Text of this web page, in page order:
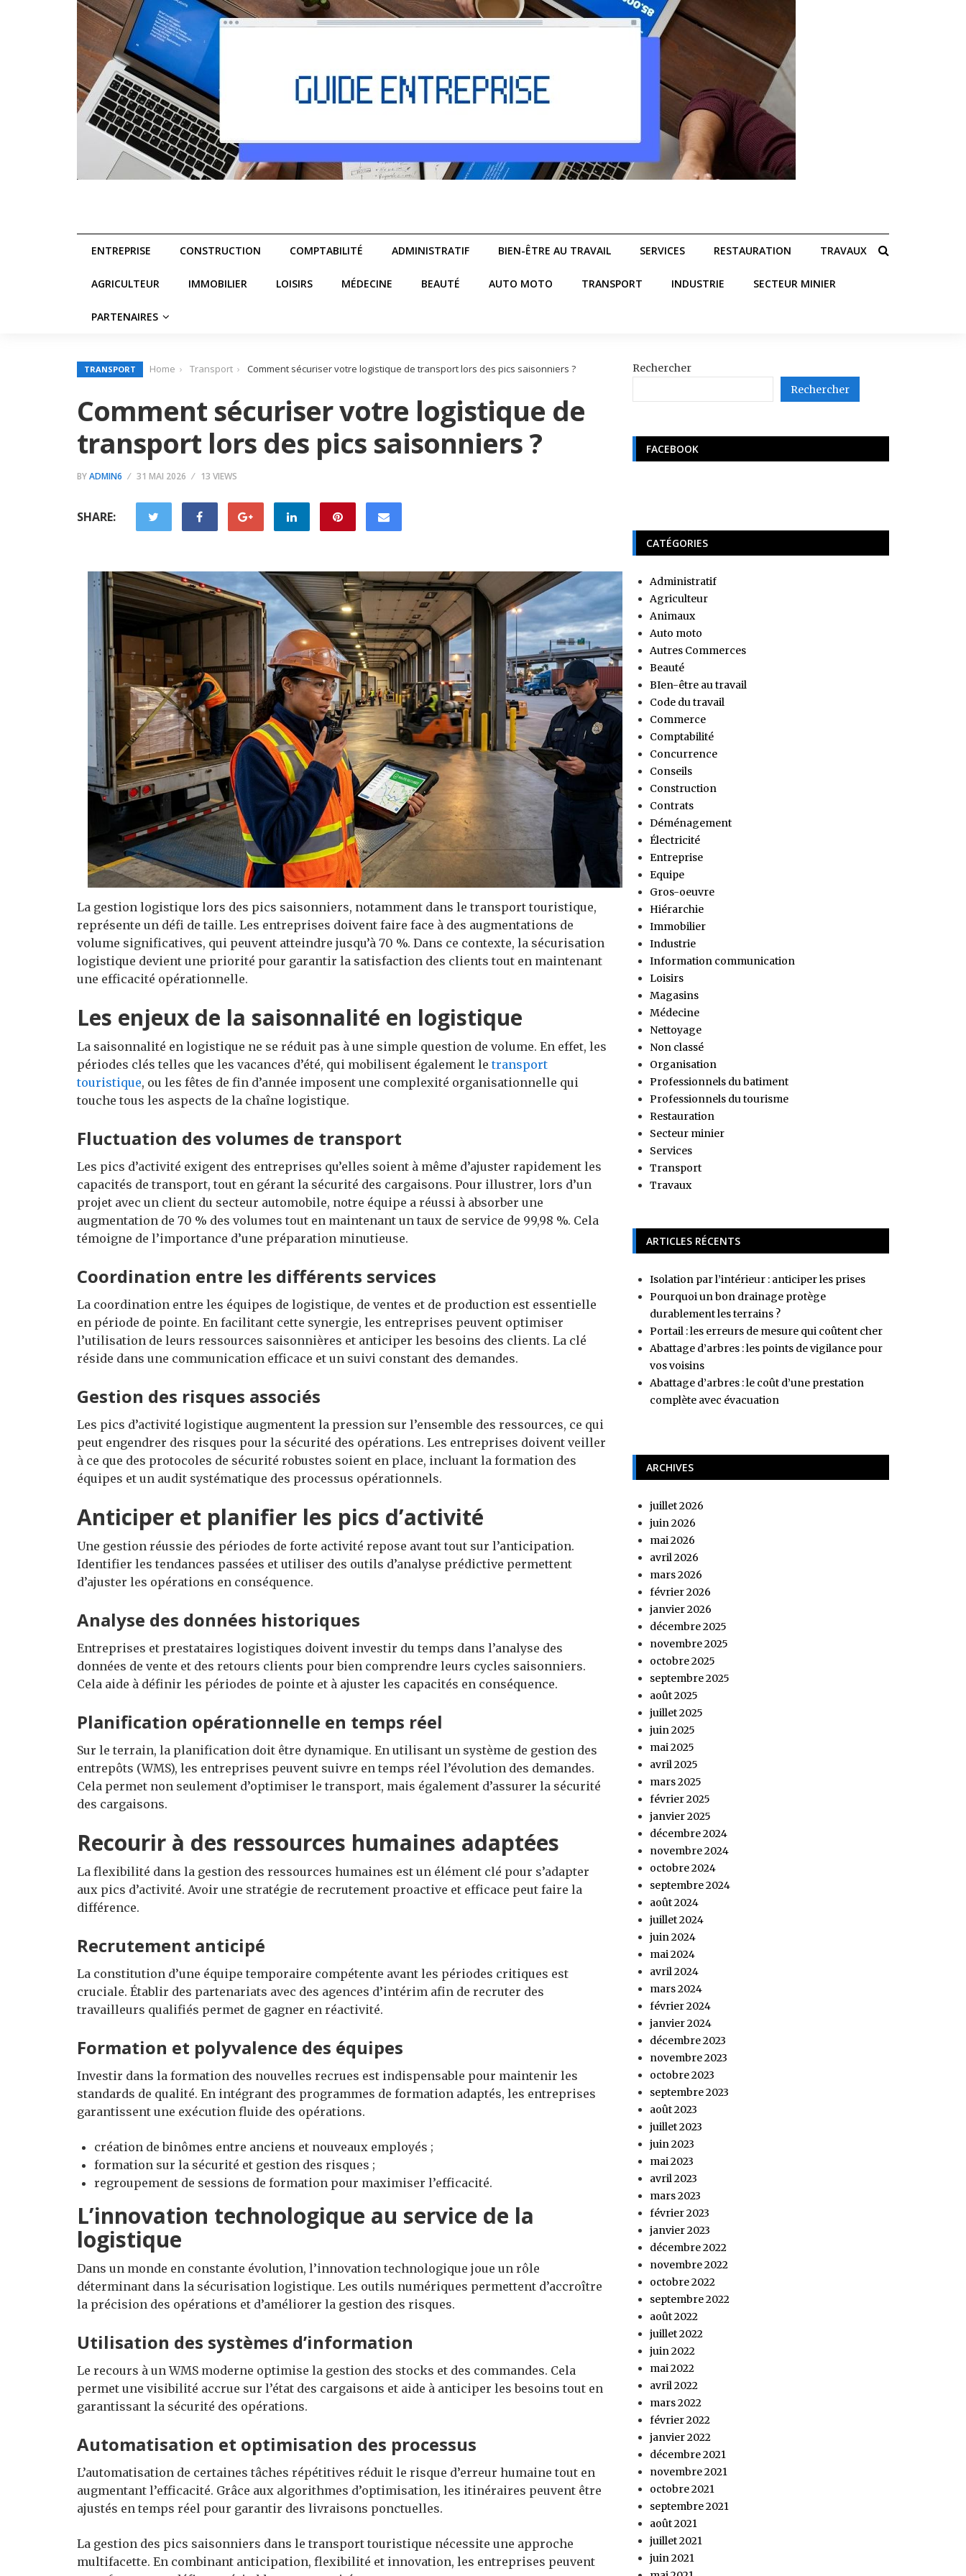
ENTREPRISE CONSTRUCTION COMPTABILITÉ ADMINISTRATIF BIEN-ÊTRE AU TRAVAIL SERVICES RESTAURATION TRAVAUX
AGRICULTEUR IMMOBILIER LOISIRS MÉDECINE BEAUTÉ AUTO MOTO TRANSPORT INDUSTRIE SECTEUR MINIER
PARTENAIRES
TRANSPORT Home Transport Comment sécuriser votre logistique de transport lors des pics saisonniers ?
Comment sécuriser votre logistique de
transport lors des pics saisonniers ?
BYADMIN6 31 MAI 2026 13 VIEWS
SHARE:
La gestion logistique lors des pics saisonniers, notamment dans le transport touristique,
représente un défi de taille. Les entreprises doivent faire face à des augmentations de
volume significatives, qui peuvent atteindre jusqu’à 70 %. Dans ce contexte, la sécurisation
logistique devient une priorité pour garantir la satisfaction des clients tout en maintenant
une efficacité opérationnelle.
Les enjeux de la saisonnalité en logistique
La saisonnalité en logistique ne se réduit pas à une simple question de volume. En effet, les
périodes clés telles que les vacances d’été, qui mobilisent également le transport
touristique, ou les fêtes de fin d’année imposent une complexité organisationnelle qui
touche tous les aspects de la chaîne logistique.
Fluctuation des volumes de transport
Les pics d’activité exigent des entreprises qu’elles soient à même d’ajuster rapidement les
capacités de transport, tout en gérant la sécurité des cargaisons. Pour illustrer, lors d’un
projet avec un client du secteur automobile, notre équipe a réussi à absorber une
augmentation de 70 % des volumes tout en maintenant un taux de service de 99,98 %. Cela
témoigne de l’importance d’une préparation minutieuse.
Coordination entre les différents services
La coordination entre les équipes de logistique, de ventes et de production est essentielle
en période de pointe. En facilitant cette synergie, les entreprises peuvent optimiser
l’utilisation de leurs ressources saisonnières et anticiper les besoins des clients. La clé
réside dans une communication efficace et un suivi constant des demandes.
Gestion des risques associés
Les pics d’activité logistique augmentent la pression sur l’ensemble des ressources, ce qui
peut engendrer des risques pour la sécurité des opérations. Les entreprises doivent veiller
à ce que des protocoles de sécurité robustes soient en place, incluant la formation des
équipes et un audit systématique des processus opérationnels.
Anticiper et planifier les pics d’activité
Une gestion réussie des périodes de forte activité repose avant tout sur l’anticipation.
Identifier les tendances passées et utiliser des outils d’analyse prédictive permettent
d’ajuster les opérations en conséquence.
Analyse des données historiques
Entreprises et prestataires logistiques doivent investir du temps dans l’analyse des
données de vente et des retours clients pour bien comprendre leurs cycles saisonniers.
Cela aide à définir les périodes de pointe et à ajuster les capacités en conséquence.
Planification opérationnelle en temps réel
Sur le terrain, la planification doit être dynamique. En utilisant un système de gestion des
entrepôts (WMS), les entreprises peuvent suivre en temps réel l’évolution des demandes.
Cela permet non seulement d’optimiser le transport, mais également d’assurer la sécurité
des cargaisons.
Recourir à des ressources humaines adaptées
La flexibilité dans la gestion des ressources humaines est un élément clé pour s’adapter
aux pics d’activité. Avoir une stratégie de recrutement proactive et efficace peut faire la
différence.
Recrutement anticipé
La constitution d’une équipe temporaire compétente avant les périodes critiques est
cruciale. Établir des partenariats avec des agences d’intérim afin de recruter des
travailleurs qualifiés permet de gagner en réactivité.
Formation et polyvalence des équipes
Investir dans la formation des nouvelles recrues est indispensable pour maintenir les
standards de qualité. En intégrant des programmes de formation adaptés, les entreprises
garantissent une exécution fluide des opérations.
création de binômes entre anciens et nouveaux employés ;
formation sur la sécurité et gestion des risques ;
regroupement de sessions de formation pour maximiser l’efficacité.
L’innovation technologique au service de la
logistique
Dans un monde en constante évolution, l’innovation technologique joue un rôle
déterminant dans la sécurisation logistique. Les outils numériques permettent d’accroître
la précision des opérations et d’améliorer la gestion des risques.
Utilisation des systèmes d’information
Le recours à un WMS moderne optimise la gestion des stocks et des commandes. Cela
permet une visibilité accrue sur l’état des cargaisons et aide à anticiper les besoins tout en
garantissant la sécurité des opérations.
Automatisation et optimisation des processus
L’automatisation de certaines tâches répétitives réduit le risque d’erreur humaine tout en
augmentant l’efficacité. Grâce aux algorithmes d’optimisation, les itinéraires peuvent être
ajustés en temps réel pour garantir des livraisons ponctuelles.
La gestion des pics saisonniers dans le transport touristique nécessite une approche
multifacette. En combinant anticipation, flexibilité et innovation, les entreprises peuvent
Rechercher
Rechercher
FACEBOOK
CATÉGORIES
Administratif
Agriculteur
Animaux
Auto moto
Autres Commerces
Beauté
BIen-être au travail
Code du travail
Commerce
Comptabilité
Concurrence
Conseils
Construction
Contrats
Déménagement
Électricité
Entreprise
Equipe
Gros-oeuvre
Hiérarchie
Immobilier
Industrie
Information communication
Loisirs
Magasins
Médecine
Nettoyage
Non classé
Organisation
Professionnels du batiment
Professionnels du tourisme
Restauration
Secteur minier
Services
Transport
Travaux
ARTICLES RÉCENTS
Isolation par l’intérieur : anticiper les prises
Pourquoi un bon drainage protège
durablement les terrains ?
Portail : les erreurs de mesure qui coûtent cher
Abattage d’arbres : les points de vigilance pour
vos voisins
Abattage d’arbres : le coût d’une prestation
complète avec évacuation
ARCHIVES
juillet 2026
juin 2026
mai 2026
avril 2026
mars 2026
février 2026
janvier 2026
décembre 2025
novembre 2025
octobre 2025
septembre 2025
août 2025
juillet 2025
juin 2025
mai 2025
avril 2025
mars 2025
février 2025
janvier 2025
décembre 2024
novembre 2024
octobre 2024
septembre 2024
août 2024
juillet 2024
juin 2024
mai 2024
avril 2024
mars 2024
février 2024
janvier 2024
décembre 2023
novembre 2023
octobre 2023
septembre 2023
août 2023
juillet 2023
juin 2023
mai 2023
avril 2023
mars 2023
février 2023
janvier 2023
décembre 2022
novembre 2022
octobre 2022
septembre 2022
août 2022
juillet 2022
juin 2022
mai 2022
avril 2022
mars 2022
février 2022
janvier 2022
décembre 2021
novembre 2021
octobre 2021
septembre 2021
août 2021
juillet 2021
juin 2021